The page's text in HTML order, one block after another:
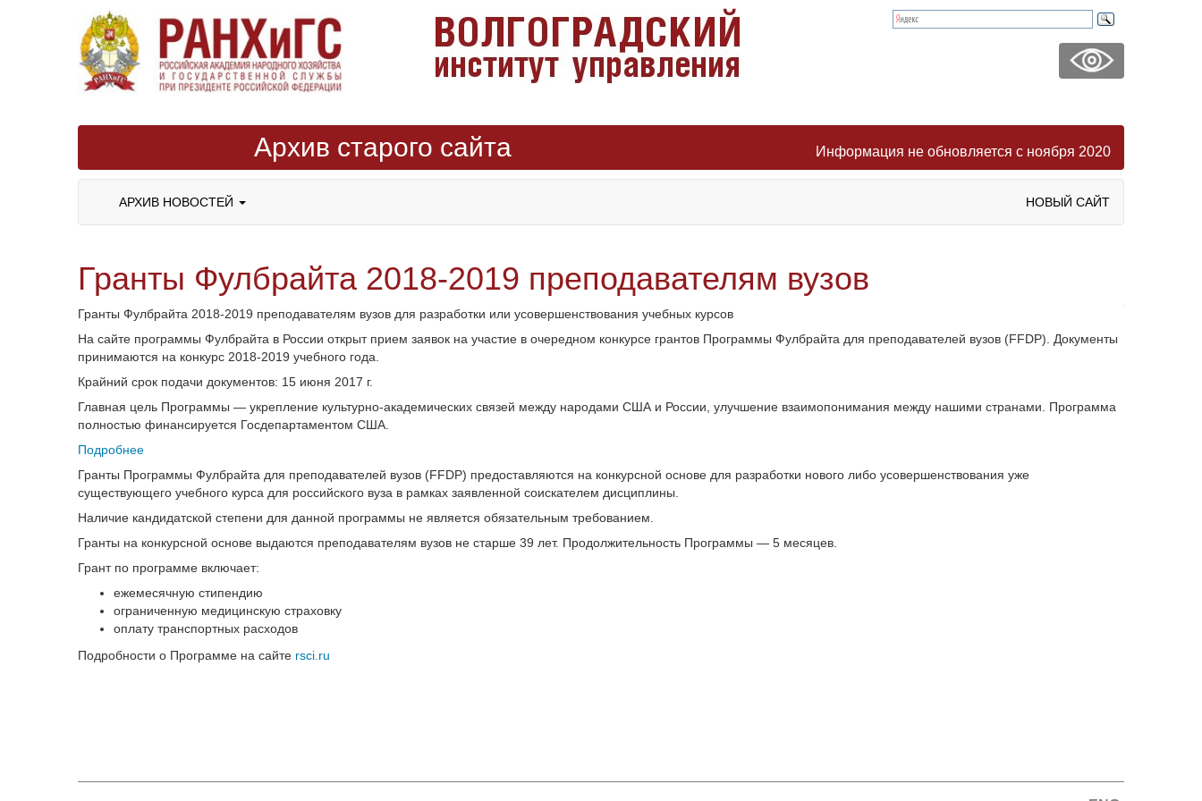
Архив старого сайта Информация не обновляется с ноября 2020
АРХИВ НОВОСТЕЙ НОВЫЙ САЙТ
Гранты Фулбрайта 2018-2019 преподавателям вузов
Гранты Фулбрайта 2018-2019 преподавателям вузов для разработки или усовершенствования учебных курсов
На сайте программы Фулбрайта в России открыт прием заявок на участие в очередном конкурсе грантов Программы Фулбрайта для преподавателей вузов (FFDP). Документы
принимаются на конкурс 2018-2019 учебного года.
Крайний срок подачи документов: 15 июня 2017 г.
Главная цель Программы — укрепление культурно-академических связей между народами США и России, улучшение взаимопонимания между нашими странами. Программа
полностью финансируется Госдепартаментом США.
Подробнее
Гранты Программы Фулбрайта для преподавателей вузов (FFDP) предоставляются на конкурсной основе для разработки нового либо усовершенствования уже
существующего учебного курса для российского вуза в рамках заявленной соискателем дисциплины.
Наличие кандидатской степени для данной программы не является обязательным требованием.
Гранты на конкурсной основе выдаются преподавателям вузов не старше 39 лет. Продолжительность Программы — 5 месяцев.
Грант по программе включает:
ежемесячную стипендию
ограниченную медицинскую страховку
оплату транспортных расходов
Подробности о Программе на сайте rsci.ru